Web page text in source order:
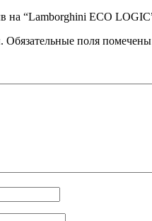
на “Lamborghini ECO
Обязательные поля помечены